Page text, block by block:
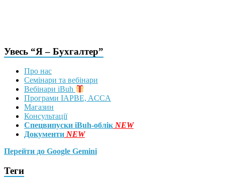
Увесь “Я – Бухгалтер”
Про нас
Семінари та вебінари
Вебінари iBuh
Програми IAPBE, ACCA
Магазин
Консультації
Спецвипуски iBuh-облік NEW
Документи NEW
Перейти до Google Gemini
Теги